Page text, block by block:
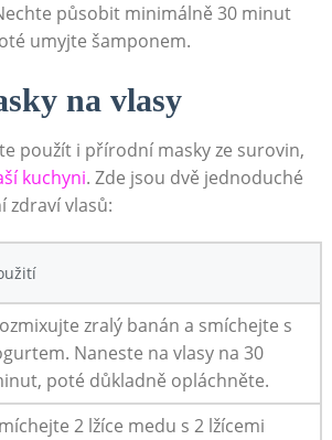
působit minimálně​ 30 minut
umyjte šamponem.
na vlasy
použít i přírodní masky ze surovin,⁣
kuchyni. Zde jsou dvě jednoduché
zdraví vlasů:
zralý banán a smíchejte s
Naneste na vlasy na 30
poté důkladně ⁢opláchněte.
2 lžíce medu‌ s 2 lžícemi